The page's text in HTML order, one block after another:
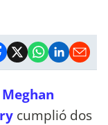
Meghan
cumplió dos